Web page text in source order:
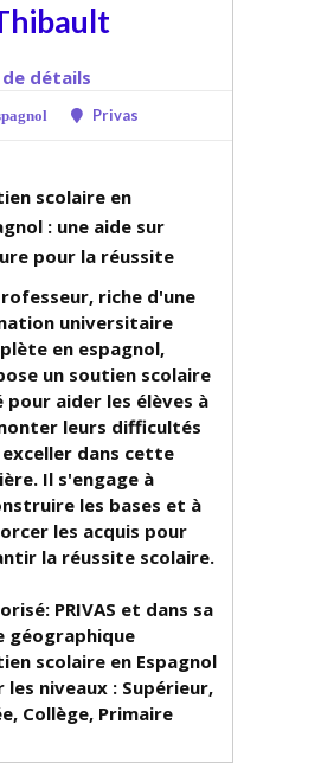
de détails
Privas
scolaire en
: une aide sur
pour la réussite
riche d'une
universitaire
en espagnol,
un soutien scolaire
pour aider les élèves à
leurs difficultés
dans cette
Il s'engage à
les bases et à
les acquis pour
la réussite scolaire.
PRIVAS et dans sa
géographique
scolaire en Espagnol
les niveaux : Supérieur,
Collège, Primaire